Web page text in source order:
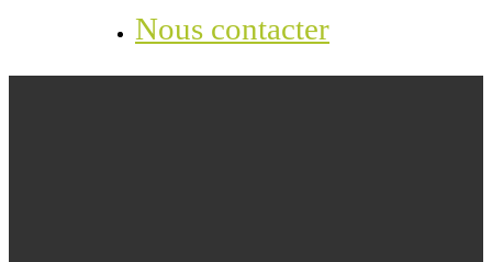
Nous contacter